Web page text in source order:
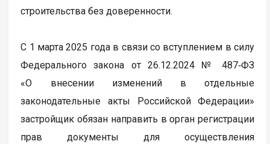
строительства без доверенности.
С 1 марта 2025 года в связи со вступлением в силу
Федерального закона от 26.12.2024 № 487‑ФЗ
«О внесении изменений в отдельные
законодательные акты Российской Федерации»
застройщик обязан направить в орган регистрации
прав документы для осуществления